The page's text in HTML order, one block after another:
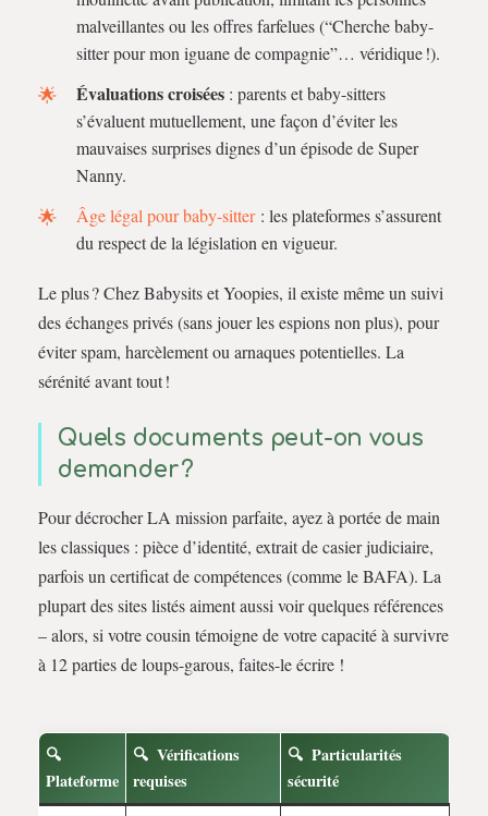
malveillantes ou les offres farfelues (“Cherche baby-
sitter pour mon iguane de compagnie”… véridique !).
Évaluations croisées : parents et baby-sitters
s’évaluent mutuellement, une façon d’éviter les
mauvaises surprises dignes d’un épisode de Super
Nanny.
Âge légal pour baby-sitter: les plateformes s’assurent
du respect de la législation en vigueur.
Le plus ? Chez Babysits et Yoopies, il existe même un suivi
des échanges privés (sans jouer les espions non plus), pour
éviter spam, harcèlement ou arnaques potentielles. La
sérénité avant tout !
Quels documents peut-on vous
demander ?
Pour décrocher LA mission parfaite, ayez à portée de main
les classiques : pièce d’identité, extrait de casier judiciaire,
parfois un certificat de compétences (comme le BAFA). La
plupart des sites listés aiment aussi voir quelques références
– alors, si votre cousin témoigne de votre capacité à survivre
à 12 parties de loups-garous, faites-le écrire !
Plateforme
Vérifications
requises
Particularités
sécurité